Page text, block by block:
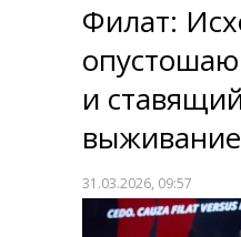
Филат:
и
31.03.2026, 09:57